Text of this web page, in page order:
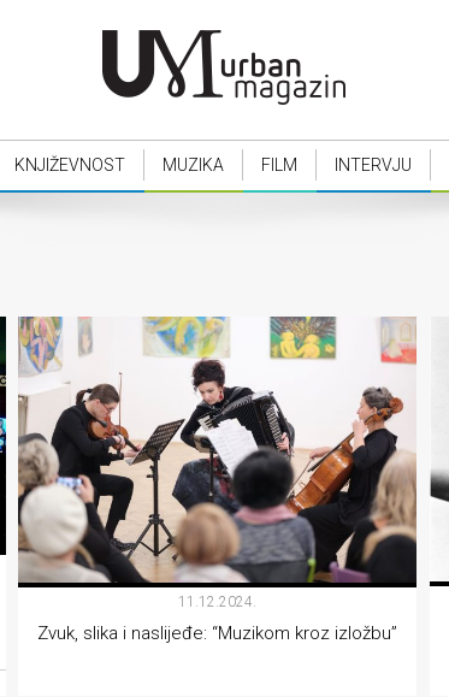
KNJIŽEVNOST MUZIKA FILM INTERVJU
11.12.2024.
Zvuk, slika i naslijeđe: “Muzikom kroz izložbu”